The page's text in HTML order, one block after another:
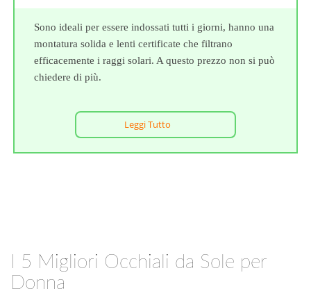
Sono ideali per essere indossati tutti i giorni, hanno una
montatura solida e lenti certificate che filtrano
efficacemente i raggi solari. A questo prezzo non si può
chiedere di più.
Leggi Tutto
I 5 Migliori Occhiali da Sole per
Donna